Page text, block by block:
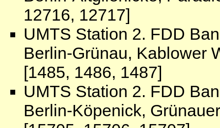
12716, 12717]
UMTS Station 2. FDD
Berlin-Grünau, Kablower
[1485, 1486, 1487]
UMTS Station 2. FDD
Berlin-Köpenick,